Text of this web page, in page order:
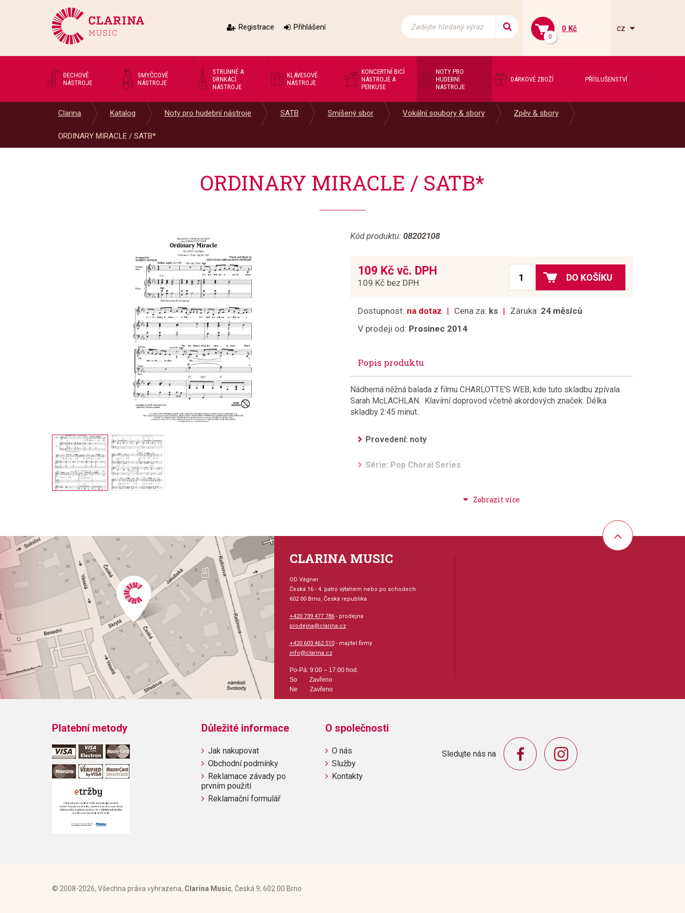
Registrace Přihlášení
0
0 Kč cz
DECHOVÉ
NÁSTROJE
SMYČCOVÉ
NÁSTROJE
STRUNNÉ A
DRNKACÍ
NÁSTROJE
KLÁVESOVÉ
NÁSTROJE
KONCERTNÍ BICÍ
NÁSTROJE A
PERKUSE
NOTY PRO
HUDEBNÍ
NÁSTROJE
DÁRKOVÉ ZBOŽÍ PŘÍSLUŠENSTVÍ
Clarina Katalog Noty pro hudební nástroje SATB Smíšený sbor Vokální soubory & sbory Zpěv & sbory
ORDINARY MIRACLE / SATB*
ORDINARY MIRACLE / SATB*
Kód produktu: 08202108
109 Kč vč. DPH
109 Kč bez DPH
DO KOŠÍKU
Dostupnost: na dotaz Cena za: ks Záruka: 24 měsíců
V prodeji od: Prosinec 2014
Popis produktu
Nádherná něžná balada z filmu CHARLOTTE'S WEB, kde tuto skladbu zpívala
Sarah McLACHLAN. Klavírní doprovod včetně akordových značek. Délka
skladby 2:45 minut..
Provedení: noty
Série: Pop Choral Series
Počet stran: 8
Obsazení: sbor, kvartet
Ordinary Miracle
CLARINA MUSIC
OD Vágner
Česká 16 - 4. patro výtahem nebo po schodech
602 00 Brno, Česká republika
+420 739 477 786- prodejna
prodejna@clarina.cz
+420 603 462 510- majitel firmy
info@clarina.cz
Po-Pá: 9:00 – 17:00 hod.
So Zavřeno
Ne Zavřeno
Platební metody Důležité informace
Jak nakupovat
Obchodní podmínky
Reklamace závady po
prvním použití
Reklamační formulář
O společnosti
O nás
Služby
Kontakty
Sledujte nás na
© 2008-2026, Všechna práva vyhrazena, Clarina Music, Česká 9, 602 00 Brno